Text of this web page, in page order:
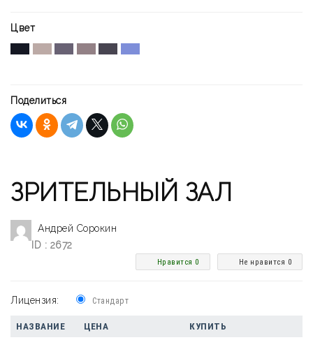
Цвет
Поделиться
ЗРИТЕЛЬНЫЙ ЗАЛ
Андрей Сорокин
ID : 2672
Не нравится 0
Нравится 0
Лицензия: Стандарт
НАЗВАНИЕ ЦЕНА
КУПИТЬ